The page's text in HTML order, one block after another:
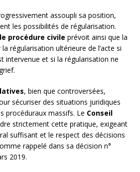
assoupli sa position,
les possibilités de régularisation.
procédure civile prévoit ainsi que la
régularisation ultérieure de l’acte si
intervenue et si la régularisation ne
, bien que controversées,
sécuriser des situations juridiques
procéduraux massifs. Le Conseil
strictement cette pratique, exigeant
suffisant et le respect des décisions
rappelé dans sa décision n°
2019.